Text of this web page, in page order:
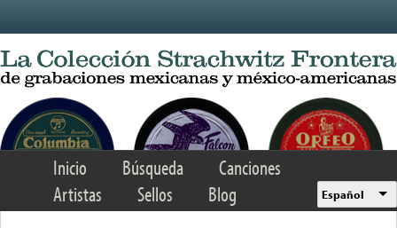
Inicio Búsqueda
Canciones
Artistas
Sellos Blog Español